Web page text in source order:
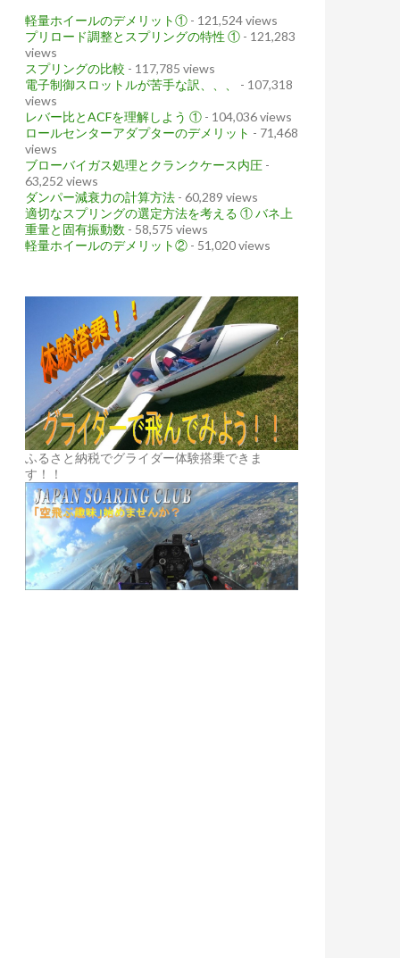
軽量ホイールのデメリット① - 121,524 views
プリロード調整とスプリングの特性 ① - 121,283
views
スプリングの比較 - 117,785 views
電子制御スロットルが苦手な訳、、、
- 107,318
views
レバー比とACFを理解しよう ① - 104,036 views
ロールセンターアダプターのデメリット - 71,468
views
ブローバイガス処理とクランクケース内圧 -
63,252 views
ダンパー減衰力の計算方法 - 60,289 views
適切なスプリングの選定方法を考える ① バネ上
重量と固有振動数 - 58,575 views
軽量ホイールのデメリット② - 51,020 views
ふるさと納税でグライダー体験搭乗できま
す！！